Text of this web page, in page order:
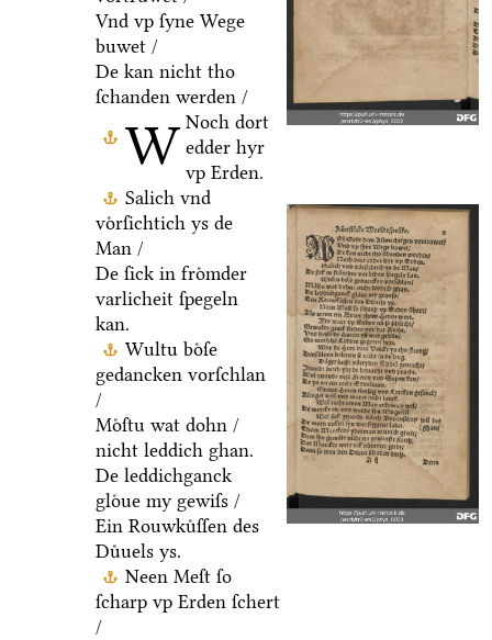
W
Vnd vp ſyne Wege
buwet /
De kan nicht tho
ſchanden werden /
Noch dort
edder hyr
vp Erden.
Salich vnd
voͤrſichtich ys de
Man /
De ſick in froͤmder
varlicheit ſpegeln
kan.
Wultu boͤſe
gedancken vorſchlan
/
Moͤſtu wat dohn /
nicht leddich ghan.
De leddichganck
gloͤue my gewiſs /
Ein Rouwkuͤſſen des
Duͤuels ys.
Neen Meſt ſo
ſcharp vp Erden ſchert
/